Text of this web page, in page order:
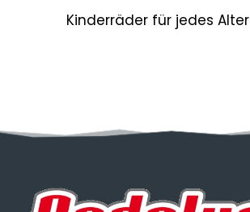
Kinderräder für jedes Alter